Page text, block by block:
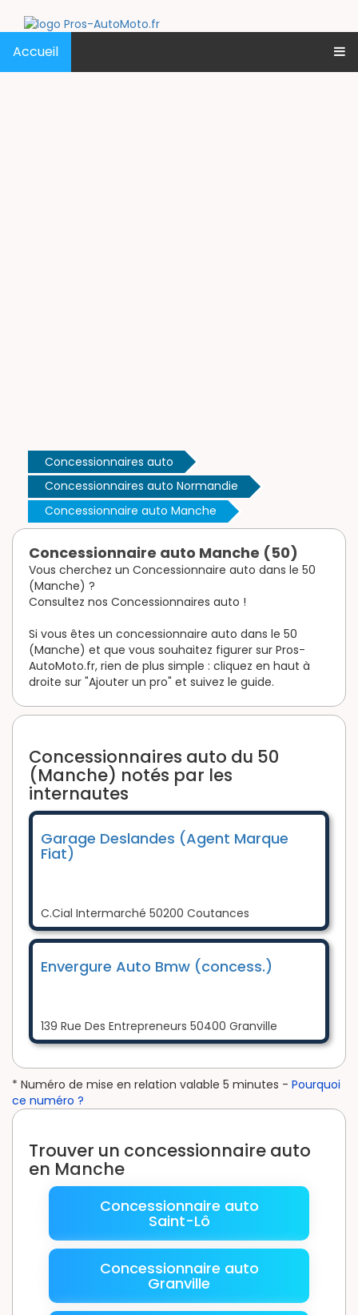
Accueil
Concessionnaires auto
Concessionnaires auto Normandie
Concessionnaire auto Manche
Concessionnaire auto Manche (50)
Vous cherchez un Concessionnaire auto dans le 50
(Manche) ?
Consultez nos Concessionnaires auto !
Si vous êtes un concessionnaire auto dans le 50
(Manche) et que vous souhaitez figurer sur Pros-
AutoMoto.fr, rien de plus simple : cliquez en haut à
droite sur "Ajouter un pro" et suivez le guide.
Concessionnaires auto du 50
(Manche) notés par les
internautes
Garage Deslandes (Agent Marque
Fiat)
C.Cial Intermarché 50200 Coutances
Envergure Auto Bmw (concess.)
139 Rue Des Entrepreneurs 50400 Granville
* Numéro de mise en relation valable 5 minutes - Pourquoi
ce numéro ?
Trouver un concessionnaire auto
en Manche
Concessionnaire auto
Saint-Lô
Concessionnaire auto
Granville